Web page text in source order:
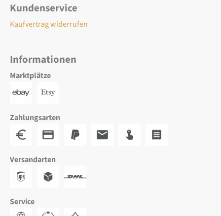
Kundenservice
Kaufvertrag widerrufen
Informationen
Marktplätze
Zahlungsarten
Versandarten
Service